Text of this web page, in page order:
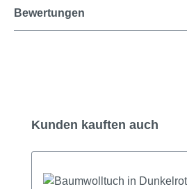
Bewertungen
Produktgalerie überspringen
Kunden kauften auch